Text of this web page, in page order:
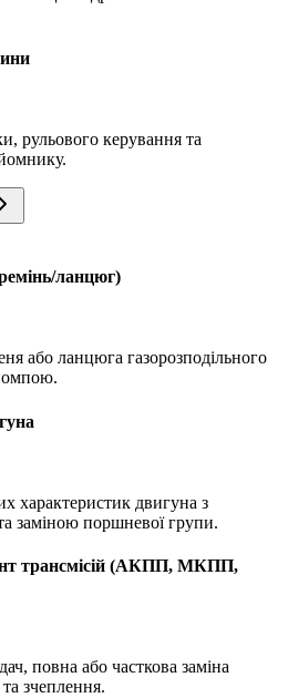
рульового керування та
ланцюг)
або ланцюга газорозподільного
характеристик двигуна з
заміною поршневої групи.
трансмісій (АКПП, МКПП,
повна або часткова заміна
зчеплення.